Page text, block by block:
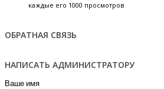
каждые его 1000 просмотров
ОБРАТНАЯ СВЯЗЬ
НАПИСАТЬ АДМИНИСТРАТОРУ
Ваше имя